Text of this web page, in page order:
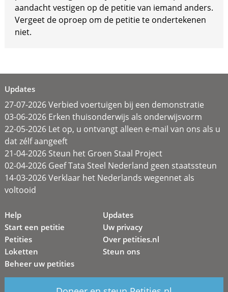
aandacht vestigen op de petitie van iemand anders.
Vergeet de oproep om de petitie te ondertekenen
niet.
Updates
27-07-2026 Verbied voertuigen bij een demonstratie
03-06-2026 Erken thuisonderwijs als onderwijsvorm
22-05-2026 Let op, u ontvangt alleen e-mail van ons als u
dat zélf aangeeft
21-04-2026 Steun het Groen Staal Project
02-04-2026 Geef Tata Steel Nederland geen staatssteun
14-03-2026 Verklaar het Nederlands wegennet als
voltooid
Help
Start een petitie
Petities
Loketten
Beheer uw petities
Updates
Uw privacy
Over petities.nl
Steun ons